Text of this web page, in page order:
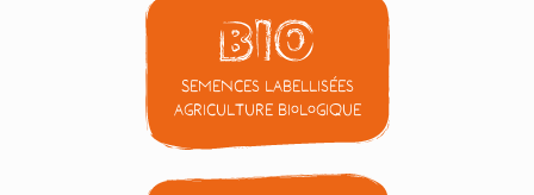
Semences labellisées
Agriculture Biologique